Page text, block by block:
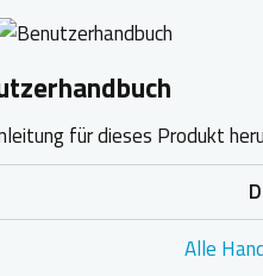
für dieses Produkt
Alle